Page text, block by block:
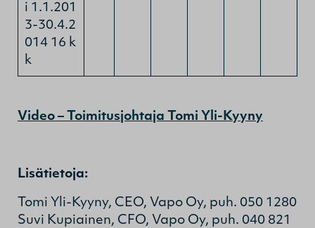
i 1.1.201
3-30.4.2
014 16 k
k
Video – Toimitusjohtaja Tomi Yli-Kyyny
Lisätietoja:
Tomi Yli-Kyyny, CEO, Vapo Oy, puh. 050 1280
Suvi Kupiainen, CFO, Vapo Oy, puh. 040 821